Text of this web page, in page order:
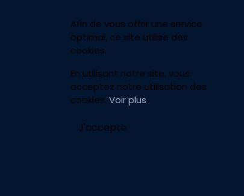
Afin de vous offrir une service
optimal, ce site utilise des
cookies.
En utilisant notre site, vous
acceptez notre utilisation des
cookies. Voir plus
J'accepte